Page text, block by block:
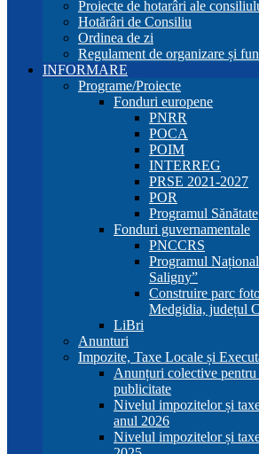
Proiecte de hotarâri ale
Hotărâri de Consiliu
Ordinea de zi
Regulament de organizare și
INFORMARE
Programe/Proiecte
Fonduri europene
PNRR
POCA
POIM
INTERREG
PRSE 2021-2027
POR
Programul Sănătate
Fonduri guvernamentale
PNCCRS
Programul
Saligny”
Construire parc
Medgidia, județul
LiBri
Anunturi
Impozite, Taxe Locale și
Anunțuri colective
publicitate
Nivelul impozitelor și
anul 2026
Nivelul impozitelor și